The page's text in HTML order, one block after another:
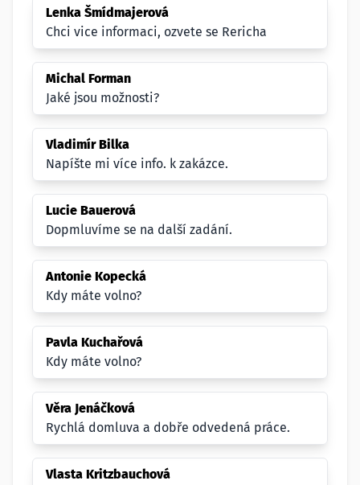
Lenka Šmídmajerová
Chci vice informaci, ozvete se Rericha
Michal Forman
Jaké jsou možnosti?
Vladimír Bilka
Napíšte mi více info. k zakázce.
Lucie Bauerová
Dopmluvíme se na další zadání.
Antonie Kopecká
Kdy máte volno?
Pavla Kuchařová
Kdy máte volno?
Věra Jenáčková
Rychlá domluva a dobře odvedená práce.
Vlasta Kritzbauchová